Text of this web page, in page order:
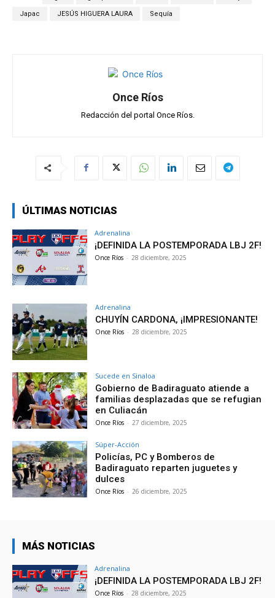
A
o
a
ar
Japac JESÚS HIGUERA LAURA Sequía
Once Ríos
Redacción del portal Once Ríos.
ÚLTIMAS NOTICIAS
Adrenalina
¡DEFINIDA LA POSTEMPORADA LBJ 2F!
Once Ríos - 28 diciembre, 2025
Adrenalina
CHUYÍN CARDONA, ¡IMPRESIONANTE!
Once Ríos - 28 diciembre, 2025
Sucede en Sinaloa
Gobierno de Badiraguato atiende a
familias desplazadas que se refugian
en Culiacán
Once Ríos - 27 diciembre, 2025
Súper-Acción
Policías, PC y Bomberos de
Badiraguato reparten juguetes y
dulces
Once Ríos - 26 diciembre, 2025
MÁS NOTICIAS
Adrenalina
¡DEFINIDA LA POSTEMPORADA LBJ 2F!
Once Ríos - 28 diciembre, 2025